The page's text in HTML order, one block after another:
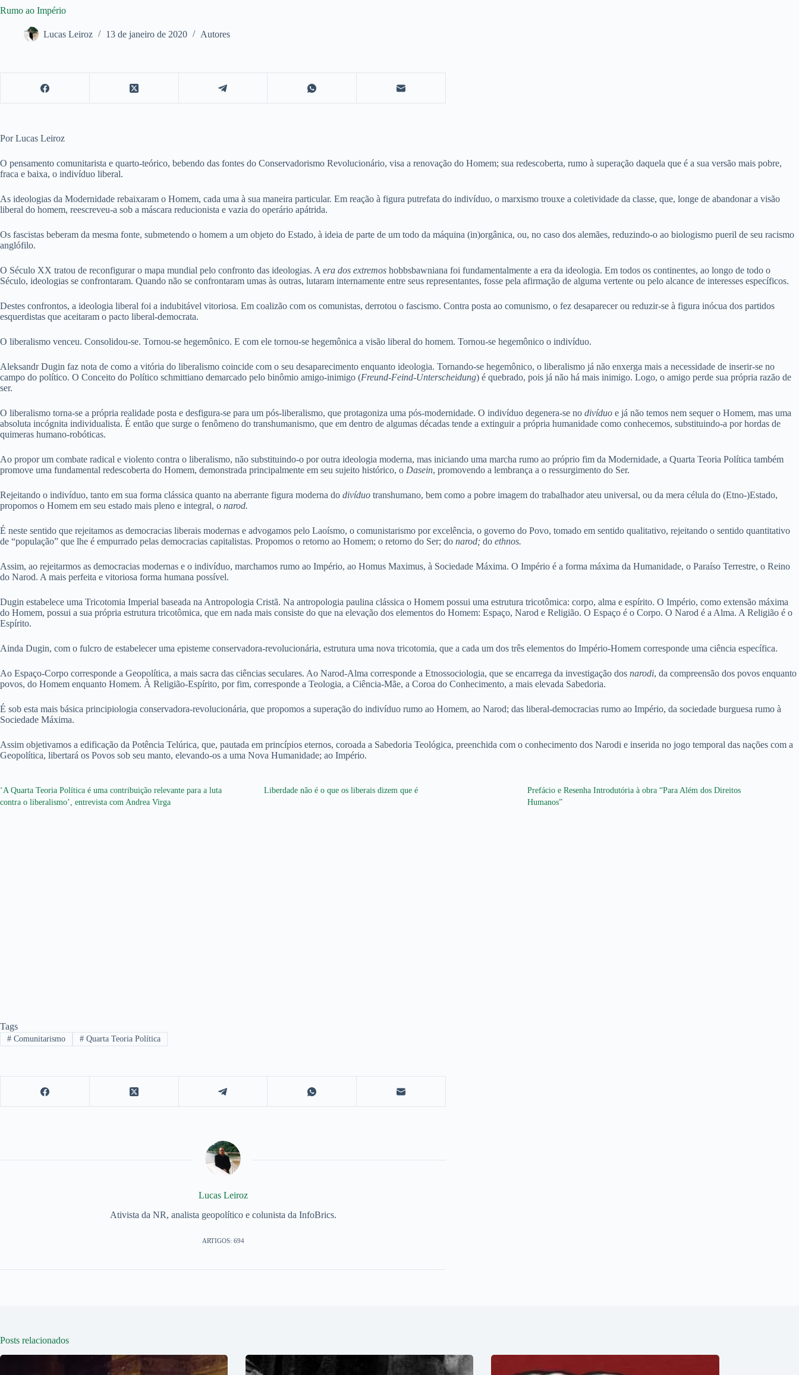
Rumo ao Império
Lucas Leiroz 13 de janeiro de 2020 Autores
Por Lucas Leiroz
O pensamento comunitarista e quarto-teórico, bebendo das fontes do Conservadorismo Revolucionário, visa a renovação do Homem; sua redescoberta, rumo à superação daquela que é a sua versão mais pobre,
fraca e baixa, o indivíduo liberal.
As ideologias da Modernidade rebaixaram o Homem, cada uma à sua maneira particular. Em reação à figura putrefata do indivíduo, o marxismo trouxe a coletividade da classe, que, longe de abandonar a visão
liberal do homem, reescreveu-a sob a máscara reducionista e vazia do operário apátrida.
Os fascistas beberam da mesma fonte, submetendo o homem a um objeto do Estado, à ideia de parte de um todo da máquina (in)orgânica, ou, no caso dos alemães, reduzindo-o ao biologismo pueril de seu racismo
anglófilo.
O Século XX tratou de reconfigurar o mapa mundial pelo confronto das ideologias. A era dos extremos hobbsbawniana foi fundamentalmente a era da ideologia. Em todos os continentes, ao longo de todo o
Século, ideologias se confrontaram. Quando não se confrontaram umas às outras, lutaram internamente entre seus representantes, fosse pela afirmação de alguma vertente ou pelo alcance de interesses específicos.
Destes confrontos, a ideologia liberal foi a indubitável vitoriosa. Em coalizão com os comunistas, derrotou o fascismo. Contra posta ao comunismo, o fez desaparecer ou reduzir-se à figura inócua dos partidos
esquerdistas que aceitaram o pacto liberal-democrata.
O liberalismo venceu. Consolidou-se. Tornou-se hegemônico. E com ele tornou-se hegemônica a visão liberal do homem. Tornou-se hegemônico o indivíduo.
Aleksandr Dugin faz nota de como a vitória do liberalismo coincide com o seu desaparecimento enquanto ideologia. Tornando-se hegemônico, o liberalismo já não enxerga mais a necessidade de inserir-se no
campo do político. O Conceito do Político schmittiano demarcado pelo binômio amigo-inimigo (Freund-Feind-Unterscheidung) é quebrado, pois já não há mais inimigo. Logo, o amigo perde sua própria razão de
ser.
O liberalismo torna-se a própria realidade posta e desfigura-se para um pós-liberalismo, que protagoniza uma pós-modernidade. O indivíduo degenera-se no divíduo e já não temos nem sequer o Homem, mas uma
absoluta incógnita individualista. É então que surge o fenômeno do transhumanismo, que em dentro de algumas décadas tende a extinguir a própria humanidade como conhecemos, substituindo-a por hordas de
quimeras humano-robóticas.
Ao propor um combate radical e violento contra o liberalismo, não substituindo-o por outra ideologia moderna, mas iniciando uma marcha rumo ao próprio fim da Modernidade, a Quarta Teoria Política também
promove uma fundamental redescoberta do Homem, demonstrada principalmente em seu sujeito histórico, o Dasein, promovendo a lembrança a o ressurgimento do Ser.
Rejeitando o indivíduo, tanto em sua forma clássica quanto na aberrante figura moderna do divíduo transhumano, bem como a pobre imagem do trabalhador ateu universal, ou da mera célula do (Etno-)Estado,
propomos o Homem em seu estado mais pleno e integral, o narod.
É neste sentido que rejeitamos as democracias liberais modernas e advogamos pelo Laoísmo, o comunistarismo por excelência, o governo do Povo, tomado em sentido qualitativo, rejeitando o sentido quantitativo
de “população” que lhe é empurrado pelas democracias capitalistas. Propomos o retorno ao Homem; o retorno do Ser; do narod; do ethnos.
Assim, ao rejeitarmos as democracias modernas e o indivíduo, marchamos rumo ao Império, ao Homus Maximus, à Sociedade Máxima. O Império é a forma máxima da Humanidade, o Paraíso Terrestre, o Reino
do Narod. A mais perfeita e vitoriosa forma humana possível.
Dugin estabelece uma Tricotomia Imperial baseada na Antropologia Cristã. Na antropologia paulina clássica o Homem possui uma estrutura tricotômica: corpo, alma e espírito. O Império, como extensão máxima
do Homem, possui a sua própria estrutura tricotômica, que em nada mais consiste do que na elevação dos elementos do Homem: Espaço, Narod e Religião. O Espaço é o Corpo. O Narod é a Alma. A Religião é o
Espírito.
Ainda Dugin, com o fulcro de estabelecer uma episteme conservadora-revolucionária, estrutura uma nova tricotomia, que a cada um dos três elementos do Império-Homem corresponde uma ciência específica.
Ao Espaço-Corpo corresponde a Geopolítica, a mais sacra das ciências seculares. Ao Narod-Alma corresponde a Etnossociologia, que se encarrega da investigação dos narodi, da compreensão dos povos enquanto
povos, do Homem enquanto Homem. À Religião-Espírito, por fim, corresponde a Teologia, a Ciência-Mãe, a Coroa do Conhecimento, a mais elevada Sabedoria.
É sob esta mais básica principiologia conservadora-revolucionária, que propomos a superação do indivíduo rumo ao Homem, ao Narod; das liberal-democracias rumo ao Império, da sociedade burguesa rumo à
Sociedade Máxima.
Assim objetivamos a edificação da Potência Telúrica, que, pautada em princípios eternos, coroada a Sabedoria Teológica, preenchida com o conhecimento dos Narodi e inserida no jogo temporal das nações com a
Geopolítica, libertará os Povos sob seu manto, elevando-os a uma Nova Humanidade; ao Império.
‘A Quarta Teoria Política é uma contribuição relevante para a luta
contra o liberalismo’, entrevista com Andrea Virga
Liberdade não é o que os liberais dizem que é
Prefácio e Resenha Introdutória à obra “Para Além dos Direitos
Humanos”
Tags
#Comunitarismo #Quarta Teoria Política
Lucas Leiroz
Ativista da NR, analista geopolítico e colunista da InfoBrics.
ARTIGOS: 694
Posts relacionados